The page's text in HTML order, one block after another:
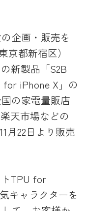
企画・販売を
京都新宿区）
新製品「S2B
for iPhone X」の
の家電量販店
天市場などの
月22日より販売
トTPU for
キャラクターを